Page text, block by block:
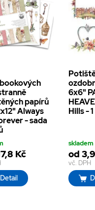
papírů
Always
- sada
Kč
Detail
6x6"
Hills -
skladem
od
vč. DPH